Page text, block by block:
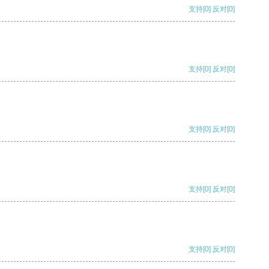
支持[0] 反对[0]
支持[0] 反对[0]
支持[0] 反对[0]
支持[0] 反对[0]
支持[0] 反对[0]